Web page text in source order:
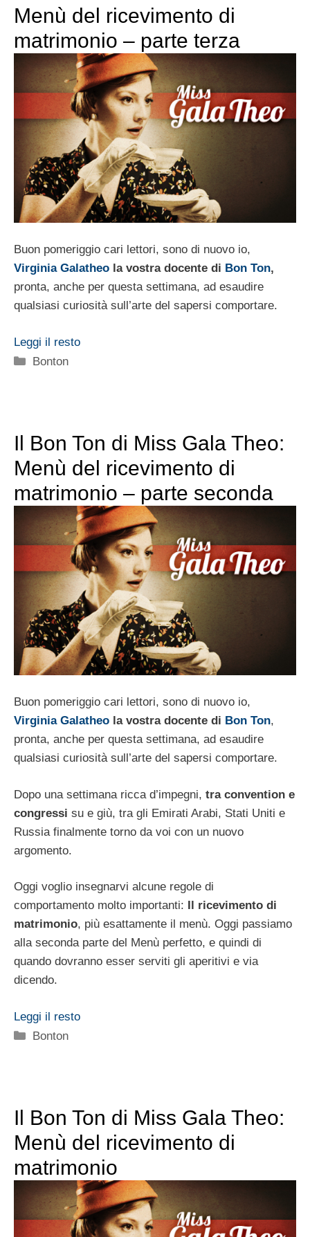
Menù del ricevimento di
matrimonio – parte terza
Buon pomeriggio cari lettori, sono di nuovo io,
Virginia Galatheo la vostra docente di Bon Ton,
pronta, anche per questa settimana, ad esaudire
qualsiasi curiosità sull’arte del sapersi comportare.
Leggi il resto
Categorie
Bonton
Il Bon Ton di Miss Gala Theo:
Menù del ricevimento di
matrimonio – parte seconda
Buon pomeriggio cari lettori, sono di nuovo io,
Virginia Galatheo la vostra docente di Bon Ton,
pronta, anche per questa settimana, ad esaudire
qualsiasi curiosità sull’arte del sapersi comportare.
Dopo una settimana ricca d’impegni, tra convention e
congressi su e giù, tra gli Emirati Arabi, Stati Uniti e
Russia finalmente torno da voi con un nuovo
argomento.
Oggi voglio insegnarvi alcune regole di
comportamento molto importanti: Il ricevimento di
matrimonio, più esattamente il menù. Oggi passiamo
alla seconda parte del Menù perfetto, e quindi di
quando dovranno esser serviti gli aperitivi e via
dicendo.
Leggi il resto
Categorie
Bonton
Il Bon Ton di Miss Gala Theo:
Menù del ricevimento di
matrimonio